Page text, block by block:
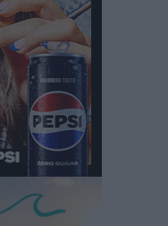
– Ισχυρά
6 περιοχές
αέρα» τους
Ένοπλες